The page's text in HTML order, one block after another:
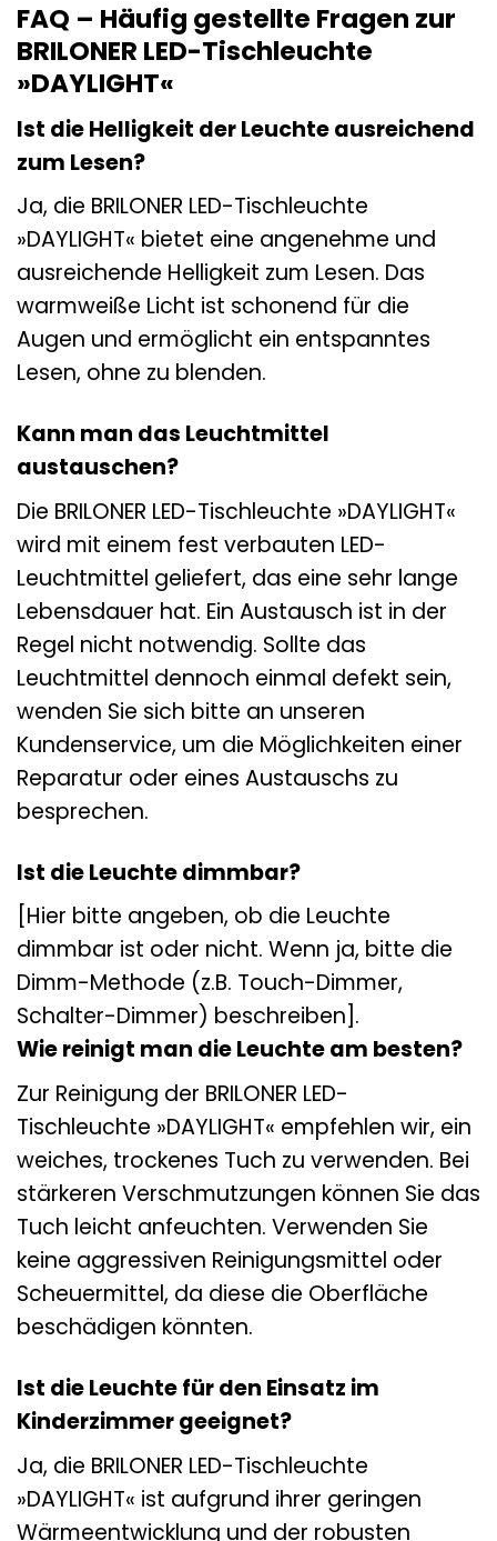
FAQ – Häufig gestellte Fragen zur
BRILONER LED-Tischleuchte
»DAYLIGHT«
Ist die Helligkeit der Leuchte ausreichend
zum Lesen?
Ja, die BRILONER LED-Tischleuchte
»DAYLIGHT« bietet eine angenehme und
ausreichende Helligkeit zum Lesen. Das
warmweiße Licht ist schonend für die
Augen und ermöglicht ein entspanntes
Lesen, ohne zu blenden.
Kann man das Leuchtmittel
austauschen?
Die BRILONER LED-Tischleuchte »DAYLIGHT«
wird mit einem fest verbauten LED-
Leuchtmittel geliefert, das eine sehr lange
Lebensdauer hat. Ein Austausch ist in der
Regel nicht notwendig. Sollte das
Leuchtmittel dennoch einmal defekt sein,
wenden Sie sich bitte an unseren
Kundenservice, um die Möglichkeiten einer
Reparatur oder eines Austauschs zu
besprechen.
Ist die Leuchte dimmbar?
[Hier bitte angeben, ob die Leuchte
dimmbar ist oder nicht. Wenn ja, bitte die
Dimm-Methode (z.B. Touch-Dimmer,
Schalter-Dimmer) beschreiben].
Wie reinigt man die Leuchte am besten?
Zur Reinigung der BRILONER LED-
Tischleuchte »DAYLIGHT« empfehlen wir, ein
weiches, trockenes Tuch zu verwenden. Bei
stärkeren Verschmutzungen können Sie das
Tuch leicht anfeuchten. Verwenden Sie
keine aggressiven Reinigungsmittel oder
Scheuermittel, da diese die Oberfläche
beschädigen könnten.
Ist die Leuchte für den Einsatz im
Kinderzimmer geeignet?
Ja, die BRILONER LED-Tischleuchte
»DAYLIGHT« ist aufgrund ihrer geringen
Wärmeentwicklung und der robusten